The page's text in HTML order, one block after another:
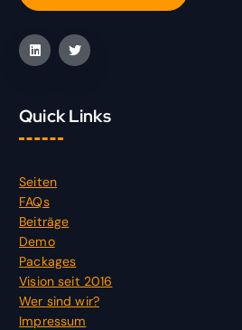
Quick Links
Seiten
FAQs
Beiträge
Demo
Packages
Vision seit 2016
Wer sind wir?
Impressum